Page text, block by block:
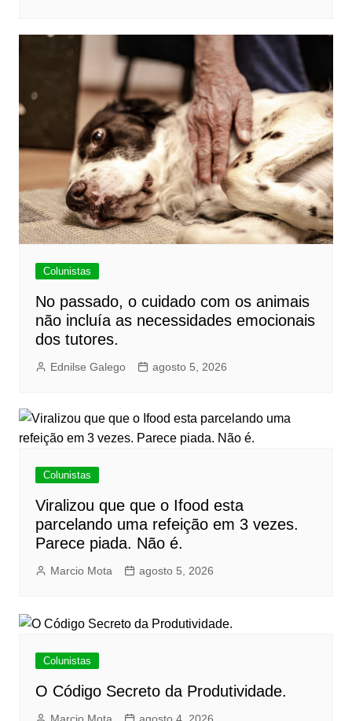
Colunistas
No passado, o cuidado com os animais
não incluía as necessidades emocionais
dos tutores.
Ednilse Galego agosto 5, 2026
Colunistas
Viralizou que que o Ifood esta
parcelando uma refeição em 3 vezes.
Parece piada. Não é.
Marcio Mota agosto 5, 2026
Colunistas
O Código Secreto da Produtividade.
Marcio Mota agosto 4, 2026